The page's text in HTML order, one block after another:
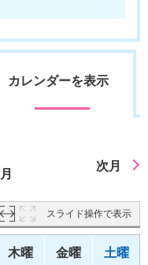
カレンダーを表示
月
次月
スライド操作で表示
木曜
金曜
土曜